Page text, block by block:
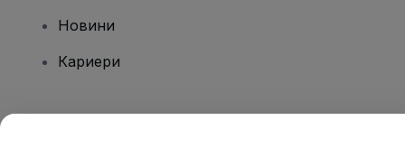
Новини
Кариери